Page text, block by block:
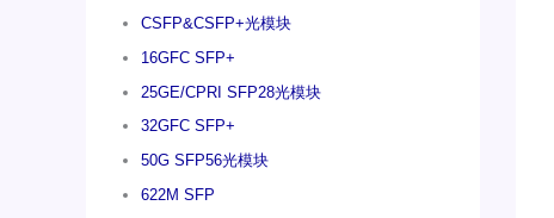
CSFP&CSFP+光模块
16GFC SFP+
25GE/CPRI SFP28光模块
32GFC SFP+
50G SFP56光模块
622M SFP